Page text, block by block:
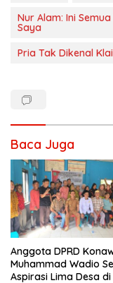
Nur Alam: Ini
Saya
Pria Tak Dikenal
Baca Juga
Anggota DPRD
Muhammad Wadio
Aspirasi Lima Desa di